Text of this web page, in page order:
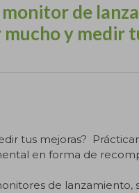
monitor de
y medir
tus mejoras?
en forma de
de